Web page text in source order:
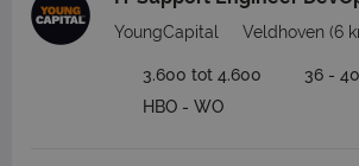
YoungCapital Veldhoven (6
3.600 tot 4.600
36 -
HBO - WO